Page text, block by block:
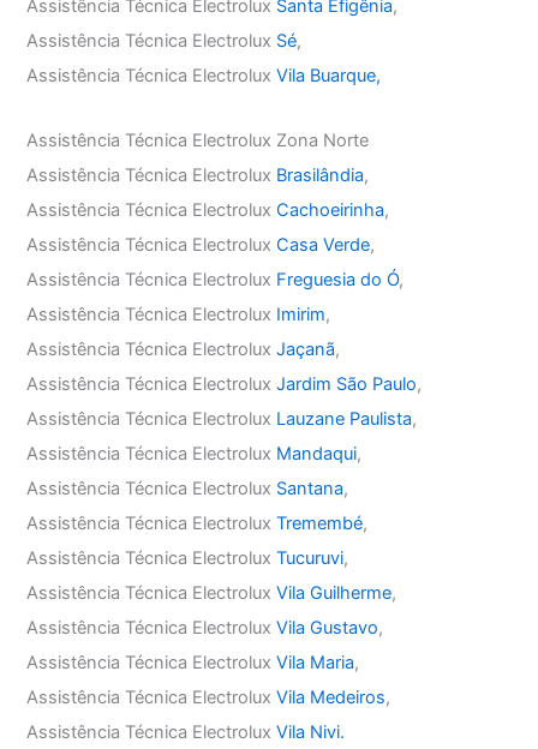
Assistência Técnica Electrolux Santa Efigênia,
Assistência Técnica Electrolux Sé,
Assistência Técnica ElectroluxVila Buarque,
Assistência Técnica Electrolux Zona Norte
Assistência Técnica Electrolux Brasilândia,
Assistência Técnica ElectroluxCachoeirinha,
Assistência Técnica ElectroluxCasa Verde,
Assistência Técnica Electrolux Freguesia do Ó,
Assistência Técnica Electrolux Imirim,
Assistência Técnica ElectroluxJaçanã,
Assistência Técnica ElectroluxJardim São Paulo,
Assistência Técnica Electrolux Lauzane Paulista,
Assistência Técnica Electrolux Mandaqui,
Assistência Técnica Electrolux Santana,
Assistência Técnica ElectroluxTremembé,
Assistência Técnica ElectroluxTucuruvi,
Assistência Técnica ElectroluxVila Guilherme,
Assistência Técnica ElectroluxVila Gustavo,
Assistência Técnica ElectroluxVila Maria,
Assistência Técnica ElectroluxVila Medeiros,
Assistência Técnica ElectroluxVila Nivi.